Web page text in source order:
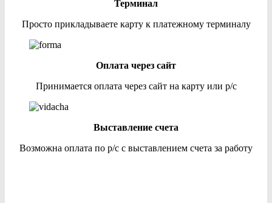
Терминал
Просто прикладываете карту к платежному терминалу
Оплата через сайт
Принимается оплата через сайт на карту или р/с
Выставление счета
Возможна оплата по р/с с выставлением счета за работу